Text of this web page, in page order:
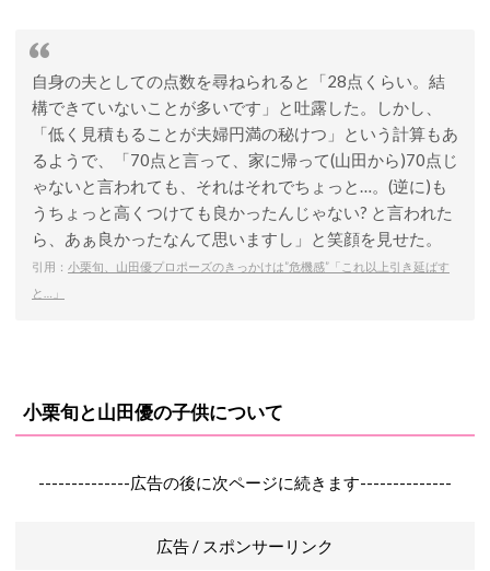
自身の夫としての点数を尋ねられると「28点くらい。結
構できていないことが多いです」と吐露した。しかし、
「低く見積もることが夫婦円満の秘けつ」という計算もあ
るようで、「70点と言って、家に帰って(山田から)70点じ
ゃないと言われても、それはそれでちょっと…。(逆に)も
うちょっと高くつけても良かったんじゃない? と言われた
ら、あぁ良かったなんて思いますし」と笑顔を見せた。
引用： 小栗旬、山田優プロポーズのきっかけは”危機感”「これ以上引き延ばす
と…」
小栗旬と山田優の子供について
--------------広告の後に次ページに続きます--------------
広告 / スポンサーリンク